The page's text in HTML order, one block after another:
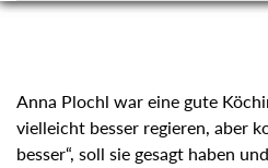
Anna Plochl war eine gute
vielleicht besser regieren, aber
besser“, soll sie gesagt haben